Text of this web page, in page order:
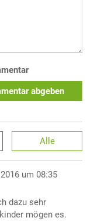
abgeben
Alle
um 08:35
dazu sehr
mögen es.